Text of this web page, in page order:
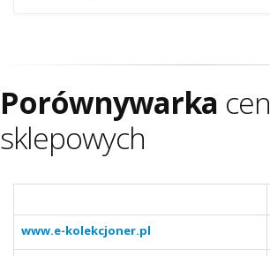
Porównywarka cen
sklepowych
www.e-kolekcjoner.pl